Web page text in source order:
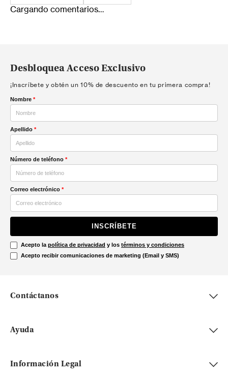
Cargando comentarios…
Desbloquea Acceso Exclusivo
¡Inscríbete y obtén un 10% de descuento en tu primera compra!
Nombre *
Apellido *
Número de teléfono *
Correo electrónico *
INSCRÍBETE
Acepto la política de privacidad y los términos y condiciones
Acepto recibir comunicaciones de marketing (Email y SMS)
Contáctanos
Ayuda
Información Legal